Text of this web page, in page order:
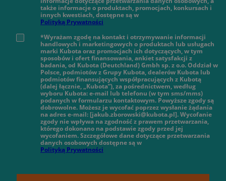
także informacje o produktach, promocjach, konkursach i
innych kwestiach, dostępne są w
Polityką Prywatności
*Wyrażam zgodę na kontakt i otrzymywanie informacji
handlowych i marketingowych o produktach lub usługach
marki Kubota oraz promocjach ich dotyczących, w tym
sposobów i ofert finansowania, ankiet satysfakcji z
badania, od Kubota (Deutchland) Gmbh sp. z o.o. Oddział w
Polsce, podmiotów z Grupy Kubota, dealerów Kubota lub
podmiotów finansujących współpracujących z Kubotą
(dalej łącznie, „Kubota”), za pośrednictwem, według
wyboru Kubota: e-mail lub telefonu (w tym sms/mms)
podanych w formularzu kontaktowym. Powyższe zgody są
dobrowolne. Możesz je wycofać poprzez wysłanie żądania
na adres e-mail: [jakub.zborowski@kubota.pl]. Wycofanie
zgody nie wpływa na zgodność z prawem przetwarzania,
którego dokonano na podstawie zgody przed jej
wycofaniem. Szczegółowe dane dotyczące przetwarzania
danych osobowych dostępne są w
Polityką Prywatności